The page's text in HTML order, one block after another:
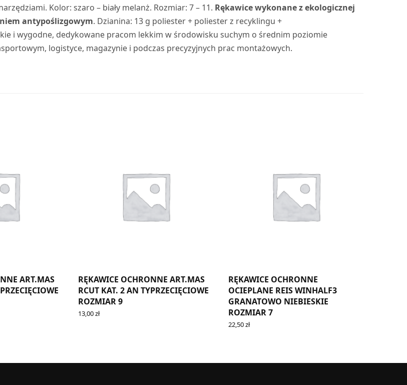
Kolor: szaro – biały melanż. Rozmiar: 7 – 11. Rękawice wykonane z ekologicznej
antypoślizgowym. Dzianina: 13 g poliester + poliester z recyklingu +
i wygodne, dedykowane pracom lekkim w środowisku suchym o średnim poziomie
logistyce, magazynie i podczas precyzyjnych prac montażowych.
ART.MAS
RĘKAWICE OCHRONNE ART.MAS
RCUT KAT. 2 AN TYPRZECIĘCIOWE
ROZMIAR 9
13,00zł
RĘKAWICE OCHRONNE
OCIEPLANE REIS WINHALF3
GRANATOWO NIEBIESKIE
ROZMIAR 7
22,50zł